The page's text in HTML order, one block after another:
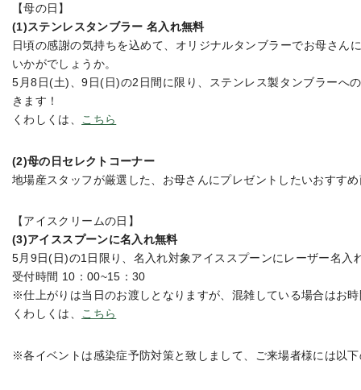
【母の日】
(1)ステンレスタンブラー 名入れ無料
日頃の感謝の気持ちを込めて、オリジナルタンブラーでお母さん
いかがでしょうか。
5月8日(土)、9日(日)の2日間に限り、ステンレス製タンブラーへ
きます！
くわしくは、
こちら
(2)母の日セレクトコーナー
地場産スタッフが厳選した、お母さんにプレゼントしたいおすす
【アイスクリームの日】
(3)アイススプーンに名入れ無料
5月9日(日)の1日限り、名入れ対象アイススプーンにレーザー名入
受付時間 10：00~15：30
※仕上がりは当日のお渡しとなりますが、混雑している場合はお
くわしくは、 こちら
※各イベントは感染症予防対策と致しまして、ご来場者様には以